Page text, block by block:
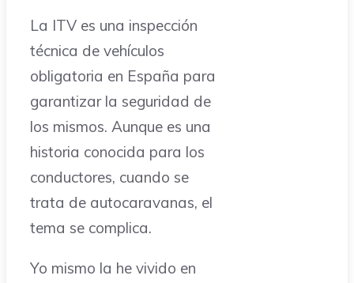
La ITV es una inspección
técnica de vehículos
obligatoria en España para
garantizar la seguridad de
los mismos. Aunque es una
historia conocida para los
conductores, cuando se
trata de autocaravanas, el
tema se complica.
Yo mismo la he vivido en